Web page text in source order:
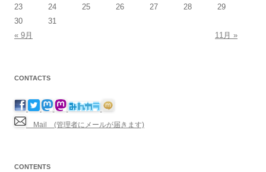
23
24 25 26 27 28
29
30
31
« 9月
11月 »
CONTACTS
Mail (管理者にメールが届きます)
CONTENTS